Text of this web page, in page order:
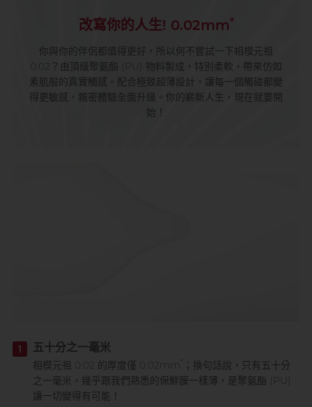
改寫你的人生! 0.02mm*
你與你的伴侶都值得更好，所以何不嘗試一下相模元祖
0.02？由頂級聚氨酯 (PU) 物料製成，特別柔軟，帶來仿如
素肌般的真實觸感。配合極致超薄設計，讓每一個觸碰都變
得更敏感，親密體驗全面升級。你的嶄新人生，現在就要開
始！
1 五十分之一毫米
相模元祖 0.02 的厚度僅 0.02mm
；換句話說，只有五十分
之一毫米，幾乎跟我們熟悉的保鮮膜一樣薄，是聚氨酯 (PU)
讓一切變得有可能！